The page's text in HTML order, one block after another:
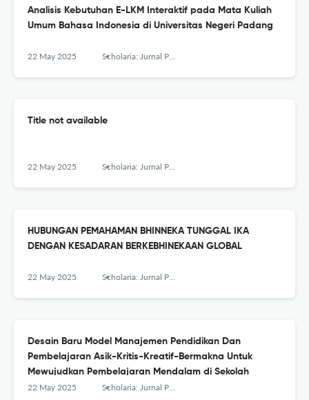
Analisis Kebutuhan E-LKM Interaktif pada Mata Kuliah
Umum Bahasa Indonesia di Universitas Negeri Padang
22 May 2025 Scholaria: Jurnal Pendidikan dan Kebudayaan
Title not available
22 May 2025 Scholaria: Jurnal Pendidikan dan Kebudayaan
HUBUNGAN PEMAHAMAN BHINNEKA TUNGGAL IKA
DENGAN KESADARAN BERKEBHINEKAAN GLOBAL
22 May 2025 Scholaria: Jurnal Pendidikan dan Kebudayaan
Desain Baru Model Manajemen Pendidikan Dan
Pembelajaran Asik-Kritis-Kreatif-Bermakna Untuk
Mewujudkan Pembelajaran Mendalam di Sekolah
22 May 2025 Scholaria: Jurnal Pendidikan dan Kebudayaan